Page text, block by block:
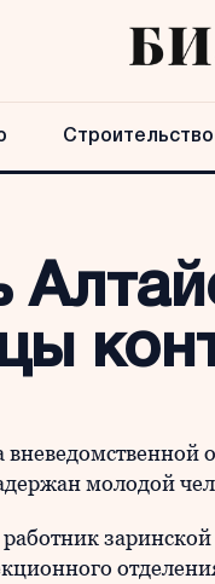
Строительство
молодой